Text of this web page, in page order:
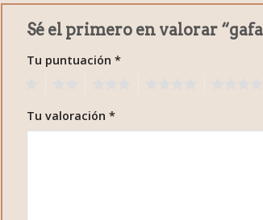
Sé el primero en valorar
Tu puntuación *
Tu valoración *